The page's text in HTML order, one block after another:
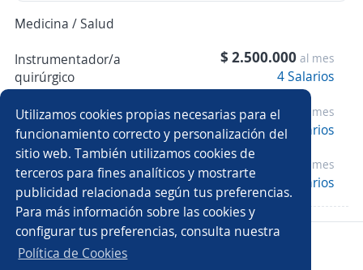
Utilizamos cookies propias necesarias para el
funcionamiento correcto y personalización del
sitio web. También utilizamos cookies de
terceros para fines analíticos y mostrarte
publicidad relacionada según tus preferencias.
Para más información sobre las cookies y
configurar tus preferencias, consulta nuestra
Política de Cookies
Medicina / Salud
Instrumentador/a
quirúrgico
$ 2.500.000 al mes
4 Salarios
Bacteriólogo/a $ 2.962.500 al mes
8 Salarios
Coordinador/a médico $ 5.750.000 al mes
4 Salarios
Copyright 2014 - 2026 DGNET LTD.
Aviso legal